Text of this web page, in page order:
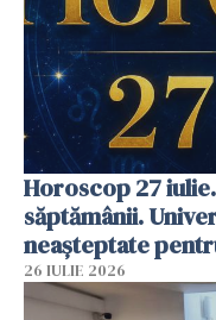
Horoscop 27
săptămânii.
neașteptate
26 IULIE 2026